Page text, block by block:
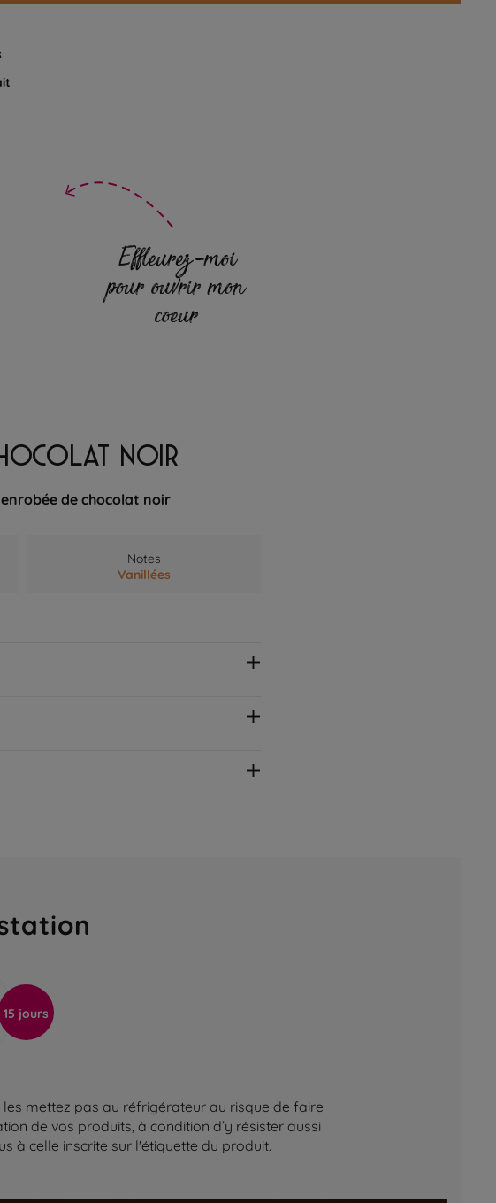
Effleurez-moi
pour ouvrir mon
coeur
NOIR
de chocolat noir
Notes
Vanillées
15 jours
mettez pas au réfrigérateur au risque de faire
de vos produits, à condition d’y résister aussi
à celle inscrite sur l'étiquette du produit.